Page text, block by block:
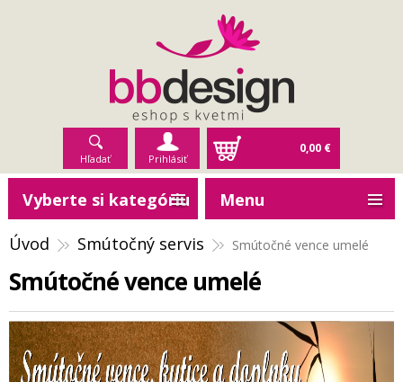
Hľadať Prihlásiť
0,00 €
Úvod Smútočný servis Smútočné vence umelé
Smútočné vence umelé
Vyberte si kategóriu Menu